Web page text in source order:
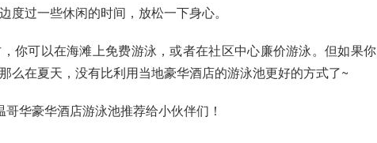
度过一些休闲的时间，放松一下身心。
你可以在海滩上免费游泳，或者在社区中心廉价游泳。但如果你
么在夏天，没有比利用当地豪华酒店的游泳池更好的方式了~
华豪华酒店游泳池推荐给小伙伴们！